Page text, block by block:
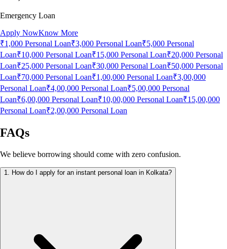
Emergency Loan
Apply NowKnow More
₹1,000 Personal Loan₹3,000 Personal Loan₹5,000 Personal
Loan₹10,000 Personal Loan₹15,000 Personal Loan₹20,000 Personal
Loan₹25,000 Personal Loan₹30,000 Personal Loan₹50,000 Personal
Loan₹70,000 Personal Loan₹1,00,000 Personal Loan₹3,00,000
Personal Loan₹4,00,000 Personal Loan₹5,00,000 Personal
Loan₹6,00,000 Personal Loan₹10,00,000 Personal Loan₹15,00,000
Personal Loan₹2,00,000 Personal Loan
FAQs
We believe borrowing should come with zero confusion.
1. How do I apply for an instant personal loan in Kolkata?